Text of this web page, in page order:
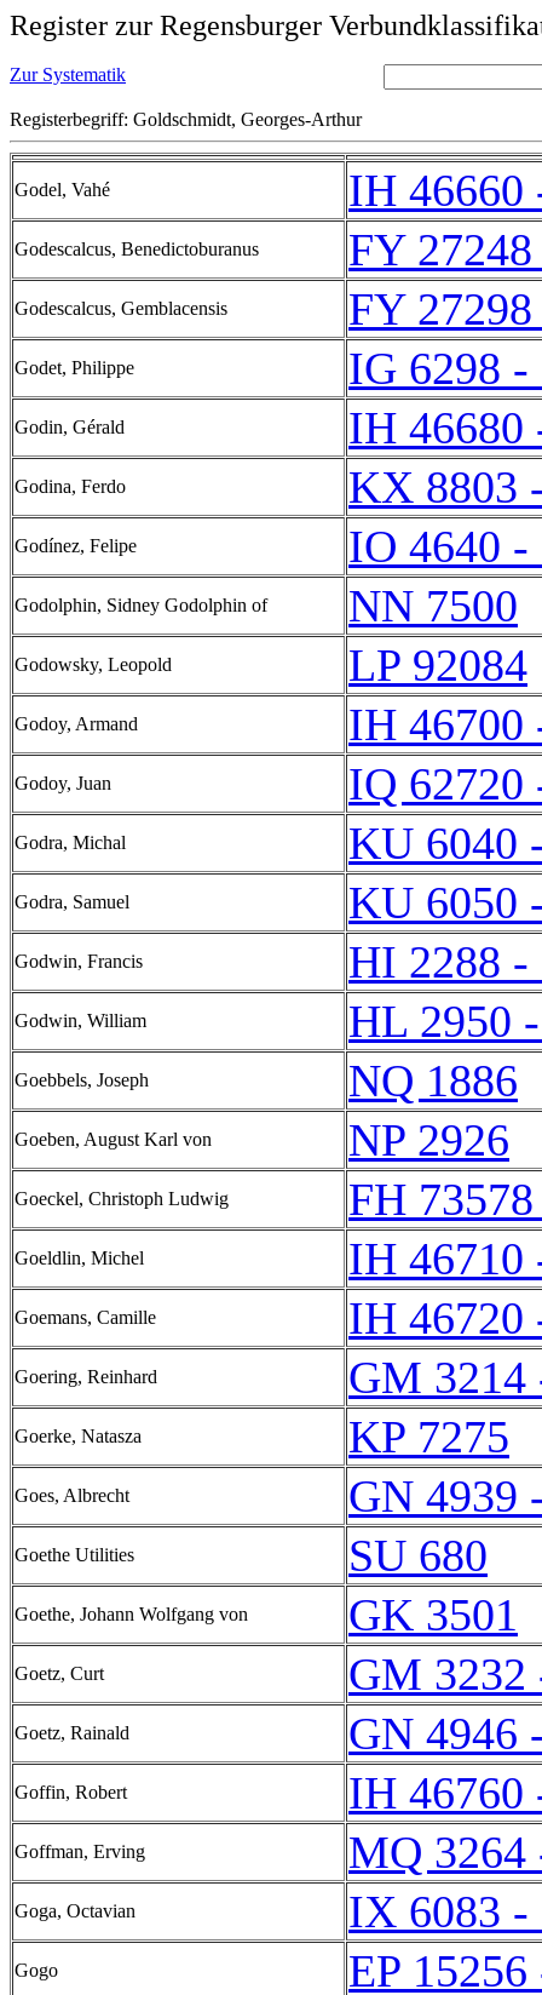
Register zur Regensburger
Zur Systematik
Registerbegriff: Goldschmidt, Georges-Arthur
Godel, Vahé IH 46660
Godescalcus, Benedictoburanus FY
Godescalcus, Gemblacensis FY
Godet, Philippe IG 6298 -
Godin, Gérald IH 46680
Godina, Ferdo KX 8803
Godínez, Felipe IO 4640 -
Godolphin, Sidney Godolphin of NN 7500
Godowsky, Leopold LP 92084
Godoy, Armand IH 46700
Godoy, Juan IQ 62720
Godra, Michal KU 6040
Godra, Samuel KU 6050
Godwin, Francis HI 2288 -
Godwin, William HL 2950
Goebbels, Joseph NQ 1886
Goeben, August Karl von NP 2926
Goeckel, Christoph Ludwig FH
Goeldlin, Michel IH 46710
Goemans, Camille IH 46720
Goering, Reinhard GM 3214
Goerke, Natasza KP 7275
Goes, Albrecht GN 4939
Goethe Utilities SU 680
Goethe, Johann Wolfgang von GK 3501
Goetz, Curt GM 3232
Goetz, Rainald GN 4946
Goffin, Robert IH 46760
Goffman, Erving MQ 3264
Goga, Octavian IX 6083 -
Gogo EP